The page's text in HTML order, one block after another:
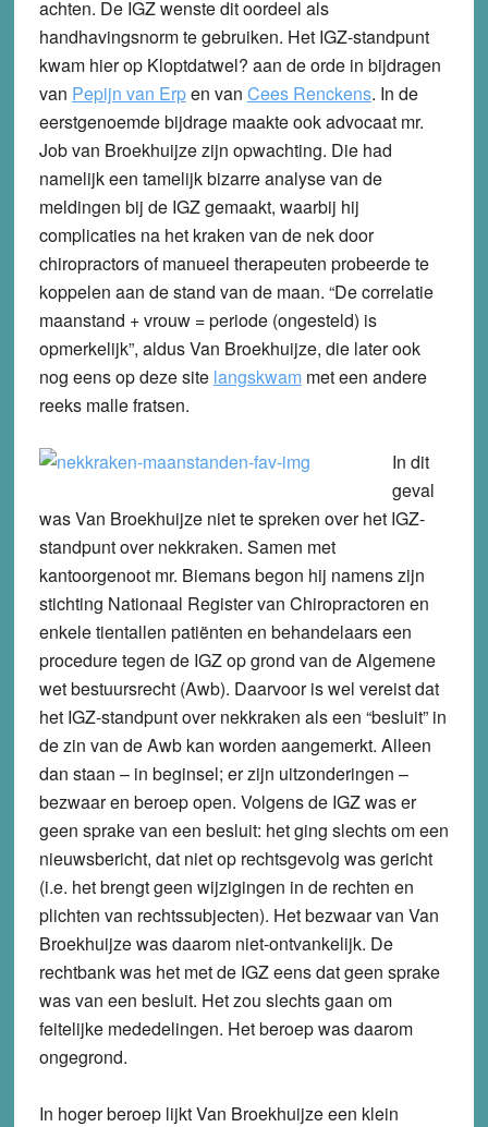
achten. De IGZ wenste dit oordeel als
handhavingsnorm te gebruiken. Het IGZ-standpunt
kwam hier op Kloptdatwel? aan de orde in bijdragen
van Pepijn van Erpen van Cees Renckens. In de
eerstgenoemde bijdrage maakte ook advocaat mr.
Job van Broekhuijze zijn opwachting. Die had
namelijk een tamelijk bizarre analyse van de
meldingen bij de IGZ gemaakt, waarbij hij
complicaties na het kraken van de nek door
chiropractors of manueel therapeuten probeerde te
koppelen aan de stand van de maan. “De correlatie
maanstand + vrouw = periode (ongesteld) is
opmerkelijk”, aldus Van Broekhuijze, die later ook
nog eens op deze site langskwammet een andere
reeks malle fratsen.
In dit
geval
was Van Broekhuijze niet te spreken over het IGZ-
standpunt over nekkraken. Samen met
kantoorgenoot mr. Biemans begon hij namens zijn
stichting Nationaal Register van Chiropractoren en
enkele tientallen patiënten en behandelaars een
procedure tegen de IGZ op grond van de Algemene
wet bestuursrecht (Awb). Daarvoor is wel vereist dat
het IGZ-standpunt over nekkraken als een “besluit” in
de zin van de Awb kan worden aangemerkt. Alleen
dan staan – in beginsel; er zijn uitzonderingen –
bezwaar en beroep open. Volgens de IGZ was er
geen sprake van een besluit: het ging slechts om een
nieuwsbericht, dat niet op rechtsgevolg was gericht
(i.e. het brengt geen wijzigingen in de rechten en
plichten van rechtssubjecten). Het bezwaar van Van
Broekhuijze was daarom niet-ontvankelijk. De
rechtbank was het met de IGZ eens dat geen sprake
was van een besluit. Het zou slechts gaan om
feitelijke mededelingen. Het beroep was daarom
ongegrond.
In hoger beroep lijkt Van Broekhuijze een klein